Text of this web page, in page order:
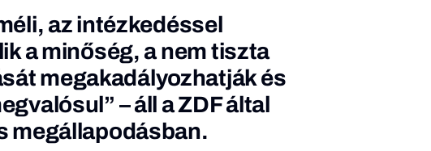
az intézkedéssel
a minőség, a nem tiszta
megakadályozhatják és
– áll a ZDF által
megállapodásban.